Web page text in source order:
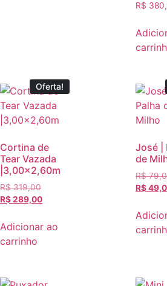
R$
Oferta!
Cortina de
Tear Vazada
|3,00×2,60m
R$319,00
R$289,00
Adicionar ao
carrinho
José |
de
R$
R$